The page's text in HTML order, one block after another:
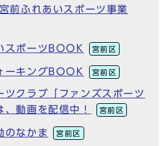
前ふれあいスポーツ事業
スポーツBOOK 宮前区
ーキングBOOK 宮前区
ツクラブ「ファンズスポーツ
動画を配信中！
宮前区
のなかま 宮前区